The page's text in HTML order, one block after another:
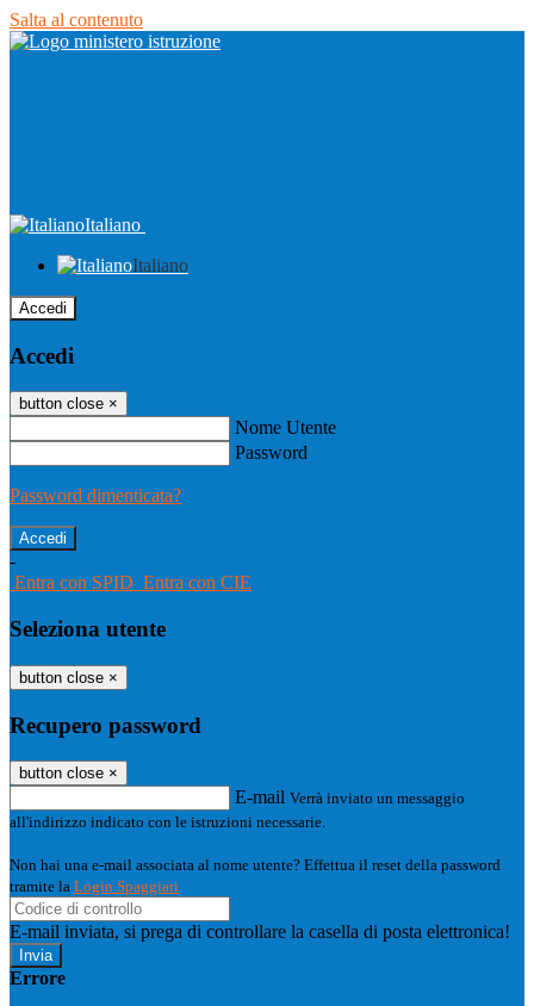
Salta al contenuto
Italiano
Italiano
Accedi
Accedi
button close ×
Nome Utente
Password
Password dimenticata?
-
Entra con SPID Entra con CIE
Seleziona utente
button close ×
Recupero password
button close ×
E-mail Verrà inviato un messaggio
all'indirizzo indicato con le istruzioni necessarie.
Non hai una e-mail associata al nome utente? Effettua il reset della password
tramite la Login Spaggiari
E-mail inviata, si prega di controllare la casella di posta elettronica!
Errore